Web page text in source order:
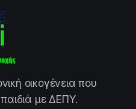
οικογένεια που
με ΔΕΠΥ.